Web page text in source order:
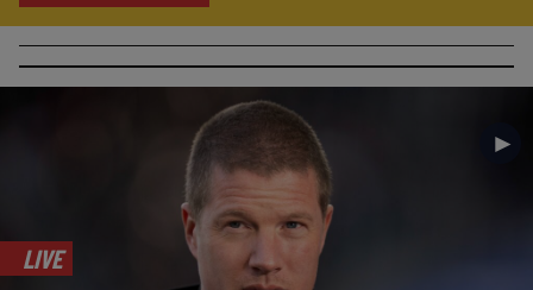
►
LIVE